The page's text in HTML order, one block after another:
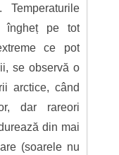
îngheț pe tot
ce pot
se observă o
arctice, când
dar rareori
din mai
(soarele nu